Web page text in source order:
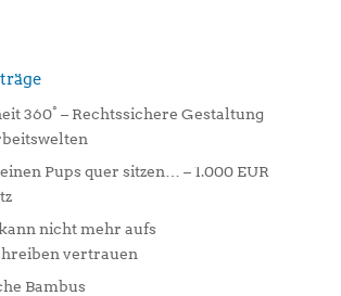
360° – Rechtssichere Gestaltung
Pups quer sitzen… – 1.000 EUR
nicht mehr aufs
vertrauen
Bambus